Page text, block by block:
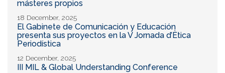
másteres propios
18 December, 2025
El Gabinete de Comunicación y Educación
presenta sus proyectos en la V Jornada d’Ètica
Periodística
12 December, 2025
III MIL & Global Understanding Conference